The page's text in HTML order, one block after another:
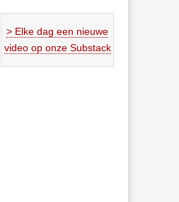
> Elke dag een nieuwe
video op onze Substack